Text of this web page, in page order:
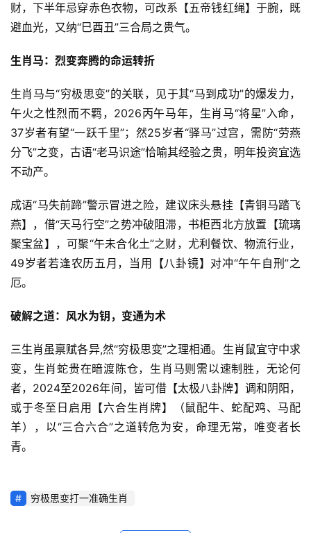
财，下半年忌穿赤色衣物，可改系【五帝钱红绳】于腕，既
避血光，又纳“巳酉丑”三合局之贵气。
生肖马：烈变奔腾的命运转折
生肖马与“穷极思变”的关联，见于其“马到成功”的爆发力，
午火之性烈而不羁，2026丙午马年，生肖马“将星”入命，
37岁者有望“一跃千里”；然25岁者“驿马”过宫，需防“劳燕
分飞”之变，古语“老马识途”恰喻其经验之贵，明年投资宜选
不动产。
成语“马失前蹄”警示冒进之险，建议床头悬挂【青铜马踏飞
燕】，借“天马行空”之势冲破阻滞，书柜西北方放置【琉璃
聚宝盆】，可聚“午未合化土”之财，尤利餐饮、物流行业，
49岁者若逢农历五月，当用【八卦镜】对冲“午午自刑”之
厄。
破解之道：风水为钥，变通为术
三生肖虽禀赋各异,然“穷极思变”之理相通。生肖鼠宜守中求
变，生肖蛇贵在暗渡陈仓，生肖马则需以速制胜，无论何
者，2024至2026年间，皆可借【太极八卦牌】调和阴阳，
或于冬至日启用【六合生肖牌】（鼠配牛、蛇配鸡、马配
羊），以“三合六合”之道转危为安，命理无常，唯变者长
青。
穷极思变打一准确生肖